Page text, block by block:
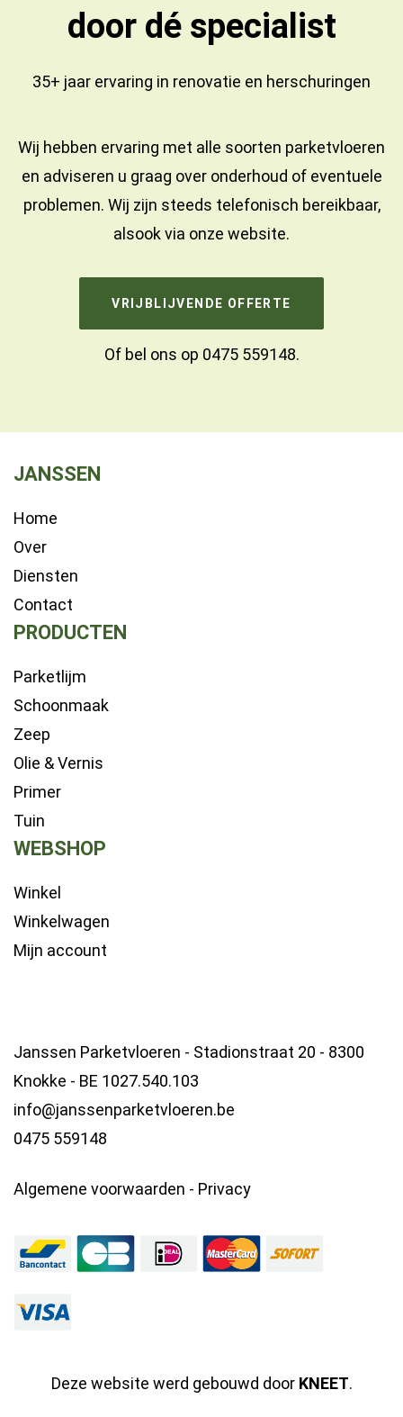
door dé specialist
35+ jaar ervaring in renovatie en herschuringen
Wij hebben ervaring met alle soorten parketvloeren
en adviseren u graag over onderhoud of eventuele
problemen. Wij zijn steeds telefonisch bereikbaar,
alsook via onze website.
VRIJBLIJVENDE OFFERTE
Of bel ons op 0475 559148.
JANSSEN
Home
Over
Diensten
Contact
PRODUCTEN
Parketlijm
Schoonmaak
Zeep
Olie & Vernis
Primer
Tuin
WEBSHOP
Winkel
Winkelwagen
Mijn account
Janssen Parketvloeren - Stadionstraat 20 - 8300
Knokke - BE 1027.540.103
info@janssenparketvloeren.be
0475 559148
Algemene voorwaarden - Privacy
Deze website werd gebouwd door KNEET.